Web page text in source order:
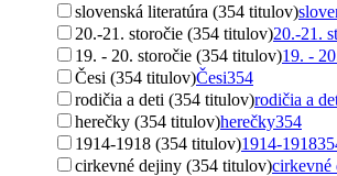
slovenská literatúra (354 titulov)
20.-21. storočie (354 titulov)20.-21.
19. - 20. storočie (354 titulov)19. -
Česi (354 titulov)Česi354
rodičia a deti (354 titulov)rodičia a
herečky (354 titulov)herečky354
1914-1918 (354 titulov)1914-1918
cirkevné dejiny (354 titulov)cirkevné